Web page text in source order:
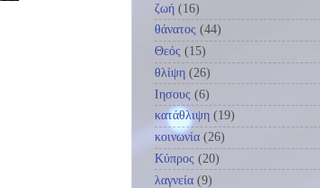
ζωή (16)
θάνατος (44)
Θεός (15)
θλίψη (26)
Ιησους (6)
κατάθλιψη (19)
κοινωνία (26)
Κύπρος (20)
λαγνεία (9)